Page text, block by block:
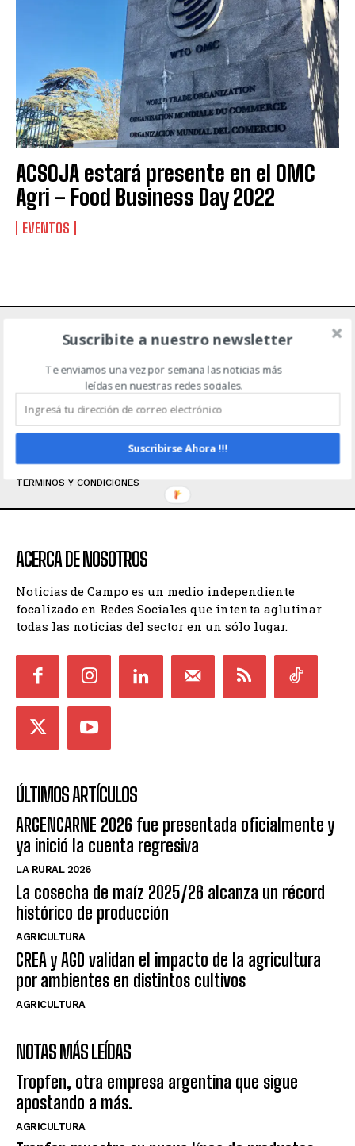
Suscribite al Newsletter
QUIERO SUSCRIBIRME
Leí y acepto la
ACSOJA estará presente en el OMC
Agri – Food Business Day 2022
EVENTOS
NOTICIAS DE CAMPO
ACTUALIDAD AGRICULTURA AGTECH EVENTOS
MAQUINARIA AGRÍCOLA
INICIO CONTACTO
POLÍTICA DE PRIVACIDAD
TÉRMINOS Y CONDICIONES
ACERCA DE NOSOTROS
Noticias de Campo es un medio independiente
focalizado en Redes Sociales que intenta aglutinar
todas las noticias del sector en un sólo lugar.
ÚLTIMOS ARTÍCULOS
ARGENCARNE 2026 fue presentada oficialmente y
ya inició la cuenta regresiva
LA RURAL 2026
La cosecha de maíz 2025/26 alcanza un récord
histórico de producción
AGRICULTURA
CREA y AGD validan el impacto de la agricultura
por ambientes en distintos cultivos
AGRICULTURA
NOTAS MÁS LEÍDAS
Tropfen, otra empresa argentina que sigue
apostando a más.
AGRICULTURA
Suscribite a nuestro newsletter
Te enviamos una vez por semana las noticias más
leídas en nuestras redes sociales.
Suscribirse Ahora !!!